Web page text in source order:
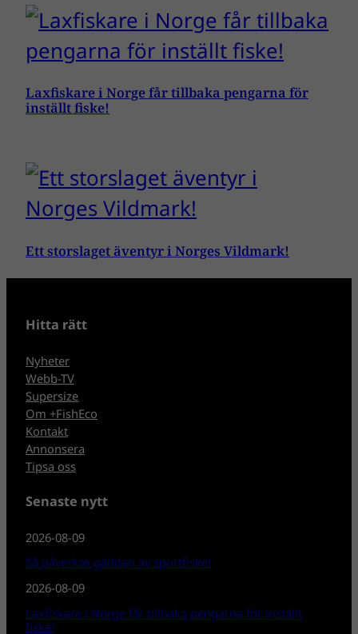
Laxfiskare i Norge får tillbaka pengarna för
inställt fiske!
Ett storslaget äventyr i Norges Vildmark!
Hitta rätt
Nyheter
Webb-TV
Supersize
Om +FishEco
Kontakt
Annonsera
Tipsa oss
Senaste nytt
2026-08-09
Så påverkas gäddan av sportfiske!
2026-08-09
Laxfiskare i Norge får tillbaka pengarna för inställt
fiske!